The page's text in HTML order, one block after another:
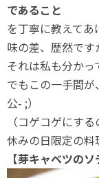
であること
を丁寧に教えてあ
味の差、歴然です
それは私も分かっ
でもこの一手間
公- ;）
（コゲコゲにす
休みの日限定の料
【芽キャベツのソ